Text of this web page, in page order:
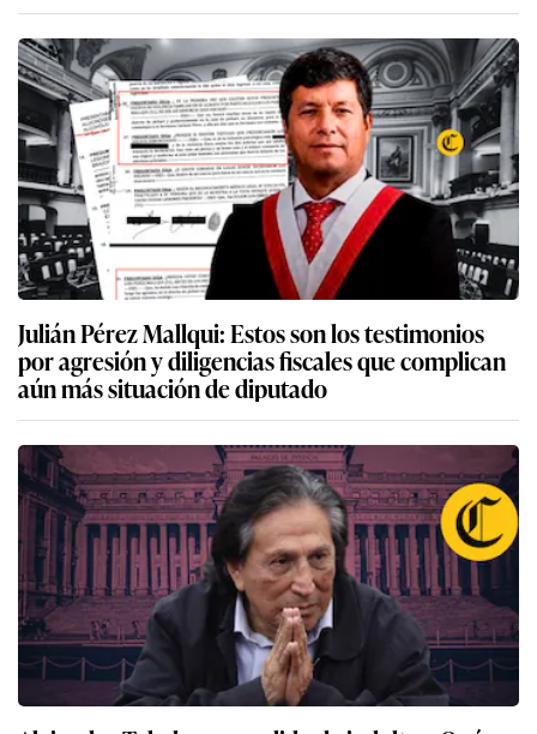
Julián Pérez Mallqui: Estos son los testimonios
por agresión y diligencias fiscales que complican
aún más situación de diputado